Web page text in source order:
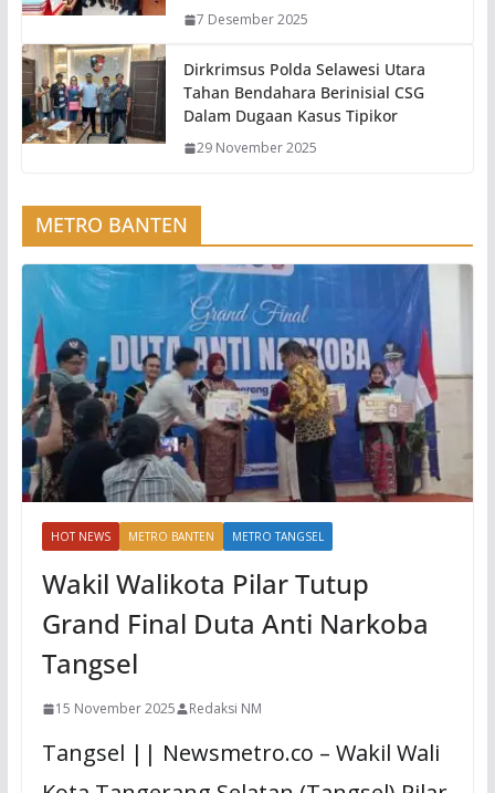
7 Desember 2025
Dirkrimsus Polda Selawesi Utara
Tahan Bendahara Berinisial CSG
Dalam Dugaan Kasus Tipikor
29 November 2025
METRO BANTEN
HOT NEWS METRO BANTEN METRO TANGSEL
Wakil Walikota Pilar Tutup
Grand Final Duta Anti Narkoba
Tangsel
15 November 2025 Redaksi NM
Tangsel || Newsmetro.co – Wakil Wali